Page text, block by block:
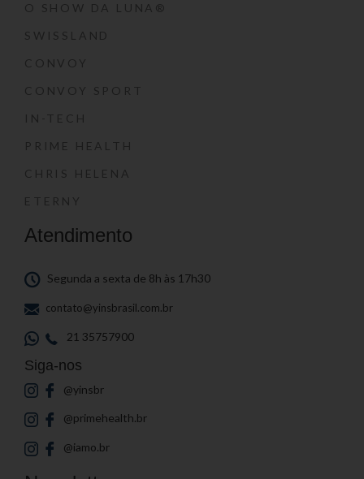
O SHOW DA LUNA®
SWISSLAND
CONVOY
CONVOY SPORT
IN-TECH
PRIME HEALTH
CHRIS HELENA
ETERNY
Atendimento
Segunda a sexta de 8h às 17h30
contato@yinsbrasil.com.br
21 35757900
Siga-nos
@yinsbr
@primehealth.br
@iamo.br